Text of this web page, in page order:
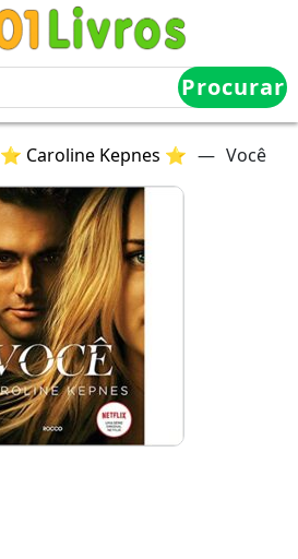
Procurar
⭐ Caroline Kepnes ⭐ — Você